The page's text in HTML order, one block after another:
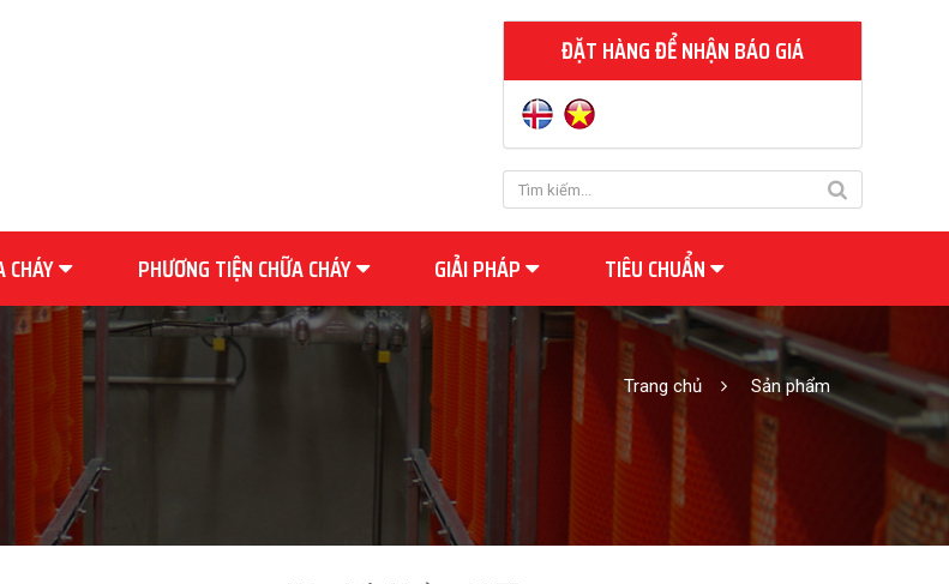
ĐẶT HÀNG ĐỂ NHẬN BÁO GIÁ
CHÁY PHƯƠNG TIỆN CHỮA CHÁY GIẢI PHÁP TIÊU CHUẨN
Trang chủ Sản phẩm